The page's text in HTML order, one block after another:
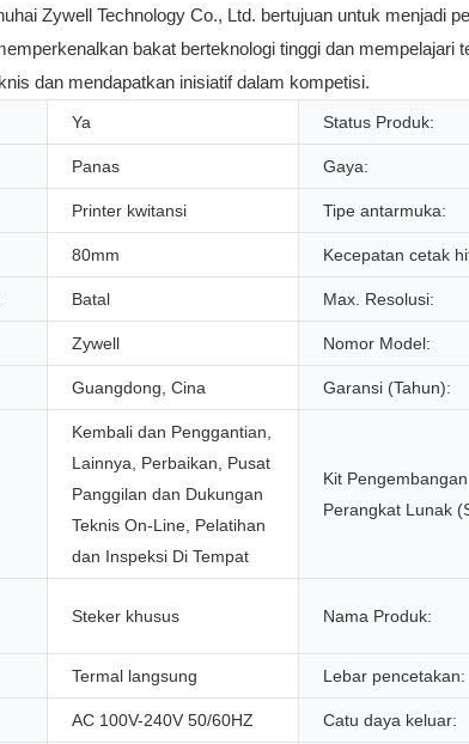
Zywell Technology Co., Ltd. bertujuan untuk menjadi
bakat berteknologi tinggi dan mempelajari
dan mendapatkan inisiatif dalam kompetisi.
Ya Status Produk:
Panas Gaya:
Printer kwitansi Tipe antarmuka:
80mm Kecepatan cetak
Batal Max. Resolusi:
Zywell Nomor Model:
Guangdong, Cina Garansi (Tahun):
Kembali dan Penggantian,
Lainnya, Perbaikan, Pusat
Panggilan dan Dukungan
Teknis On-Line, Pelatihan
dan Inspeksi Di Tempat
Kit Pengembangan
Perangkat Lunak
Steker khusus Nama Produk:
Termal langsung Lebar pencetakan:
AC 100V-240V 50/60HZ Catu daya keluar: